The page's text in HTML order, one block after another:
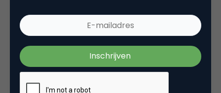
(een product of dienst) ertoe, maar ook
kunstcritici, veilinghuizen, galeriehouders, en kopers
kunnen de waarde van een schilderij opdrijven.
“We kopen niet iets vanwege het